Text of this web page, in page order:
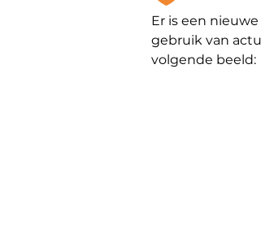
Er is een
gebruik van
volgende beeld: